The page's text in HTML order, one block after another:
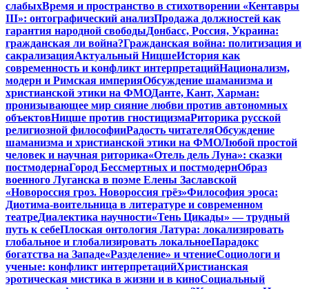
слабыхВремя и пространство в стихотворении «Кентавры
III»: онтографический анализПродажа должностей как
гарантия народной свободыДонбасс, Россия, Украина:
гражданская ли война?Гражданская война: политизация и
сакрализацияАктуальный НицшеИстория как
современность и конфликт интерпретацийНационализм,
модерн и Римская империяОбсуждение шаманизма и
христианской этики на ФМОДанте, Кант, Харман:
пронизывающее мир сияние любви против автономных
объектовНицше против гностицизмаРиторика русской
религиозной философииРадость читателяОбсуждение
шаманизма и христианской этики на ФМОЛюбой простой
человек и научная риторика«Отель дель Луна»: сказки
постмодернаГород Бессмертных и постмодернОбраз
военного Луганска в поэме Елены Заславской
«Новороссия гроз. Новороссия грёз»Философия эроса:
Диотима-воительница в литературе и современном
театреДиалектика научности«Тень Цикады» — трудный
путь к себеПлоская онтология Латура: локализировать
глобальное и глобализировать локальноеПарадокс
богатства на Западе«Разделение» и чтениеСоциологи и
ученые: конфликт интерпретацийХристианская
эротическая мистика в жизни и в киноСоциальный